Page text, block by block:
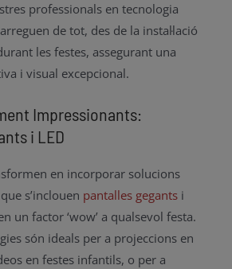
professionals en tecnologia
de tot, des de la instal·lació
les festes, assegurant una
i visual excepcional.
Impressionants:
i LED
en incorporar solucions
s’inclouen pantalles gegants i
un factor ‘wow’ a qualsevol festa.
són ideals per a projeccions en
en festes infantils, o per a